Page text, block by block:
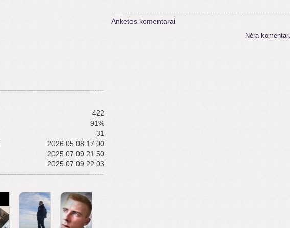
422
91%
31
2026.05.08 17:00
2025.07.09 21:50
2025.07.09 22:03
Anketos komentarai
Nėra